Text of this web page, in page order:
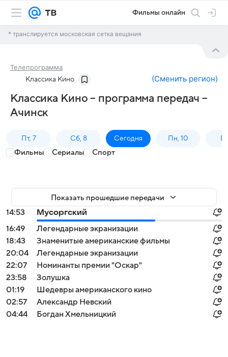
Фильмы онлайн
* транслируется московская сетка вещания
Телепрограмма
Классика Кино (Сменить регион)
Классика Кино – программа передач –
Ачинск
Пт, 7 Сб, 8 Сегодня Пн, 10
Фильмы Сериалы Спорт
Показать прошедшие передачи
14:53
Мусоргский
16:49
Легендарные экранизации
18:43
Знаменитые американские фильмы
20:04
Легендарные экранизации
22:07
Номинанты премии "Оскар"
23:58
Золушка
01:19
Шедевры американского кино
02:57
Александр Невский
04:44
Богдан Хмельницкий